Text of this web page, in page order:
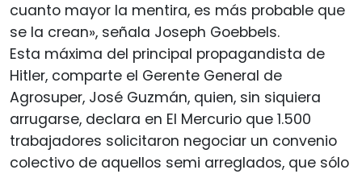
cuanto mayor la mentira, es más probable que
se la crean», señala Joseph Goebbels.
Esta máxima del principal propagandista de
Hitler, comparte el Gerente General de
Agrosuper, José Guzmán, quien, sin siquiera
arrugarse, declara en El Mercurio que 1.500
trabajadores solicitaron negociar un convenio
colectivo de aquellos semi arreglados, que sólo